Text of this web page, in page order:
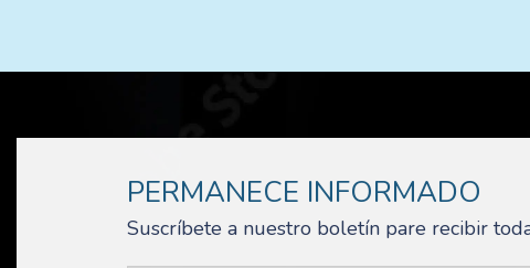
PERMANECE INFORMADO
Suscríbete a nuestro boletín pare recibir